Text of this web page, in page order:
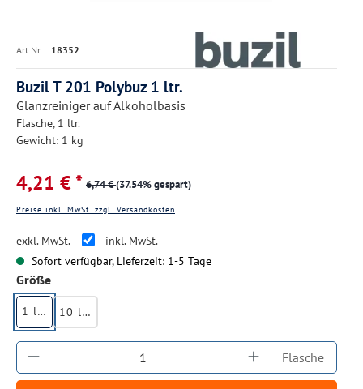
Art.Nr.: 18352
Buzil T 201 Polybuz 1 ltr.
Glanzreiniger auf Alkoholbasis
Flasche, 1 ltr.
Gewicht: 1 kg
4,21 € * 6,74 €(37.54% gespart)
Preise inkl. MwSt. zzgl. Versandkosten
exkl. MwSt.
inkl. MwSt.
Sofort verfügbar, Lieferzeit: 1-5 Tage
Größeauswählen
1 ltr. 10 ltr.
Produkt Anzahl: Gib den gewünschten
Flasche